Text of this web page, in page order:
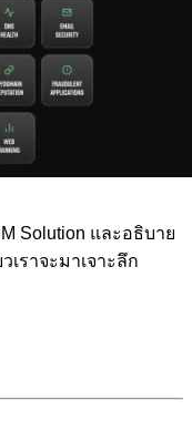
Solution และอธิบาย
ราจะมาเจาะลึก